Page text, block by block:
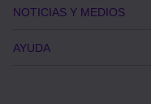
NOTICIAS Y MEDIOS
AYUDA